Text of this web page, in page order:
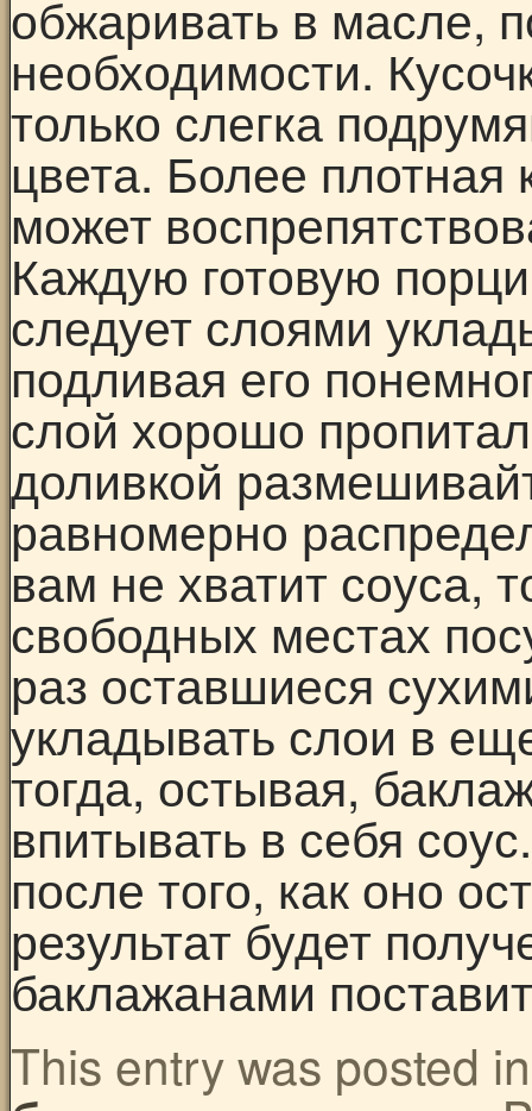
обжаривать в масле,
необходимости.
только слегка
цвета. Более плотная
может
Каждую готовую
следует слоями
подливая его
слой хорошо
доливкой
равномерно
вам не хватит соуса,
свободных местах
раз оставшиеся
укладывать слои в
тогда, остывая,
впитывать в себя
после того, как оно
результат будет
баклажанами
This entry was posted